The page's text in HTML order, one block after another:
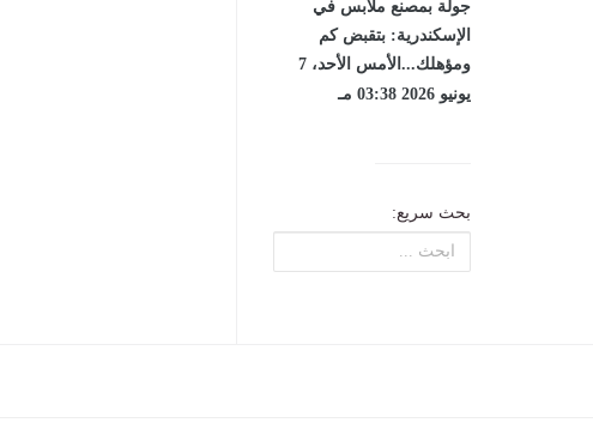
جولة بمصنع ملابس في
الإسكندرية: بتقبض كم
ومؤهلك...الأمس الأحد، 7
يونيو 2026 03:38 مـ
بحث سريع: